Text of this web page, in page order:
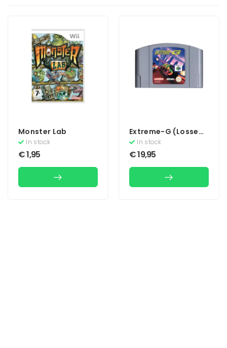
Monster Lab
In stock
€1,95
Extreme-G (Losse
Cassette)
In stock
€19,95